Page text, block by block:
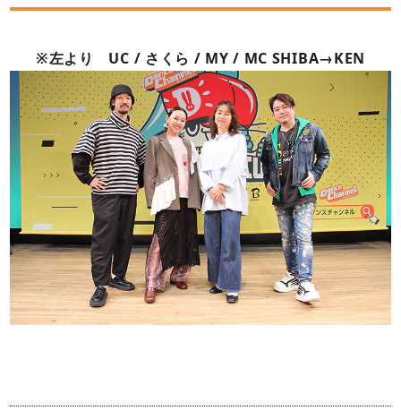
※左より UC / さくら / MY / MC SHIBA→KEN